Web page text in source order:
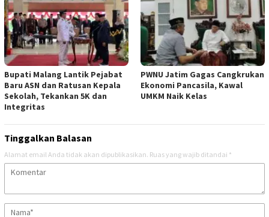
Bupati Malang Lantik Pejabat
Baru ASN dan Ratusan Kepala
Sekolah, Tekankan 5K dan
Integritas
PWNU Jatim Gagas Cangkrukan
Ekonomi Pancasila, Kawal
UMKM Naik Kelas
Tinggalkan Balasan
Alamat email Anda tidak akan dipublikasikan. Ruas yang wajib ditandai *